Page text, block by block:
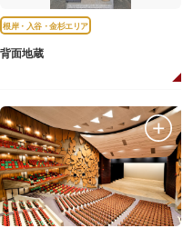
根岸・入谷・金杉エリア
背面地蔵